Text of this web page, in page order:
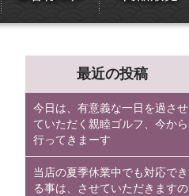
最近の投稿
今日は、有意義な一日を過させ
ていただく親睦ゴルフ、今から
行ってきまーす
当店の夏季休業中でも対応でき
る事は、させていただきますの